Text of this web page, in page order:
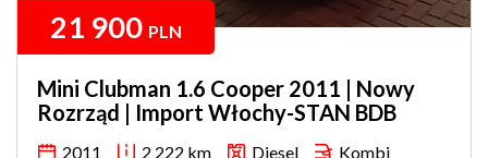
21 900 PLN
Mini Clubman 1.6 Cooper 2011 | Nowy
Rozrząd | Import Włochy-STAN BDB
2011 2 222 km Diesel Kombi